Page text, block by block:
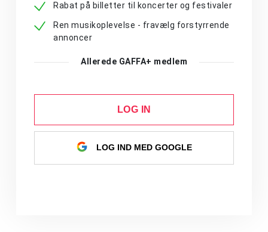
Rabat på billetter til koncerter og festivaler
Ren musikoplevelse - fravælg forstyrrende
annoncer
Allerede GAFFA+ medlem
LOG IN
LOG IND MED GOOGLE